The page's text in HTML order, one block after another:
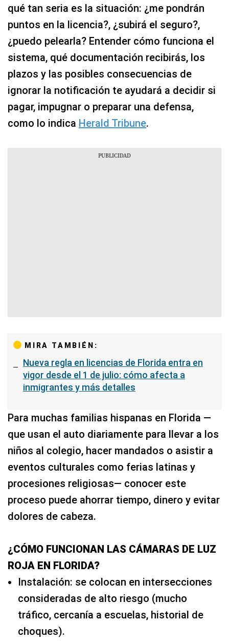
qué tan seria es la situación: ¿me pondrán
puntos en la licencia?, ¿subirá el seguro?,
¿puedo pelearla? Entender cómo funciona el
sistema, qué documentación recibirás, los
plazos y las posibles consecuencias de
ignorar la notificación te ayudará a decidir si
pagar, impugnar o preparar una defensa,
como lo indica Herald Tribune.
MIRA TAMBIÉN:
Nueva regla en licencias de Florida entra en
vigor desde el 1 de julio: cómo afecta a
inmigrantes y más detalles
Para muchas familias hispanas en Florida —
que usan el auto diariamente para llevar a los
niños al colegio, hacer mandados o asistir a
eventos culturales como ferias latinas y
procesiones religiosas— conocer este
proceso puede ahorrar tiempo, dinero y evitar
dolores de cabeza.
¿CÓMO FUNCIONAN LAS CÁMARAS DE LUZ
ROJA EN FLORIDA?
Instalación: se colocan en intersecciones
consideradas de alto riesgo (mucho
tráfico, cercanía a escuelas, historial de
choques).